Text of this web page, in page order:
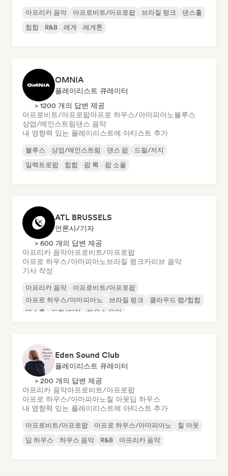
아프리카 음악 아프로비트/아프로팝 브라질 펑크
댄스홀
힙합
R&B 레게 레게톤
OMNIA
플레이리스트 큐레이터
> 1200 개의 답변 제공
아프로비트/아프로팝아프로 하우스/아마피아노블루스
상업/메인스트림댄스 음악
내 영향력 있는 플레이리스트에 아티스트 추가
블루스 상업/메인스트림 댄스 팝
드릴/저지
일렉트로팝
힙합 팝 록 팝 소울
ATL BRUSSELS
언론사/기자
> 600 개의 답변 제공
아프리카 음악아프로비트/아프로팝
아프로 하우스/아마피아노 브라질 펑크카리브 음악
기사 작성
아프리카 음악
아프로비트/아프로팝
아프로 하우스/아마피아노
브라질 펑크
클라우드 랩/힙합
댄스홀
드릴/저지 하우스 음악
Eden Sound Club
플레이리스트 큐레이터
> 200 개의 답변 제공
아프리카 음악아프로비트/아프로팝
아프로 하우스/아마피아노칠 아웃딥 하우스
내 영향력 있는 플레이리스트에 아티스트 추가
아프로비트/아프로팝 아프로 하우스/아마피아노
칠 아웃
딥 하우스
하우스 음악 R&B 아프리카 음악